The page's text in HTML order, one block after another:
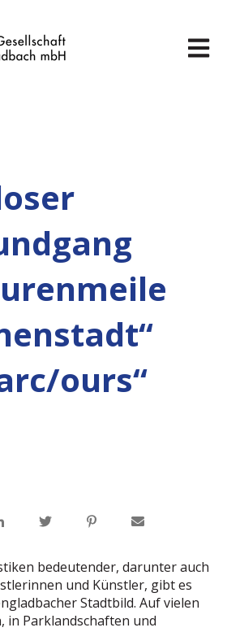
ours“
bedeutender, darunter auch
und Künstler, gibt es
Stadtbild. Auf vielen
in Parklandschaften und